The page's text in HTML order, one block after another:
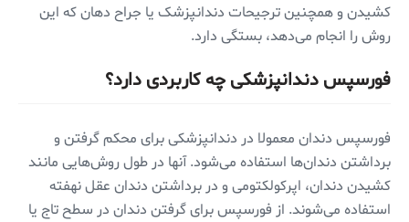
کشیدن و همچنین ترجیحات دندانپزشک یا جراح دهان که این
روش را انجام می‌دهد، بستگی دارد.
فورسپس دندانپزشکی چه کاربردی دارد؟
فورسپس دندان معمولا در دندانپزشکی برای محکم گرفتن و
برداشتن دندان‌ها استفاده می‌شود. آنها در طول روش‌هایی مانند
کشیدن دندان، اپرکولکتومی و در برداشتن دندان عقل نهفته
استفاده می‌شوند. از فورسپس برای گرفتن دندان در سطح تاج یا